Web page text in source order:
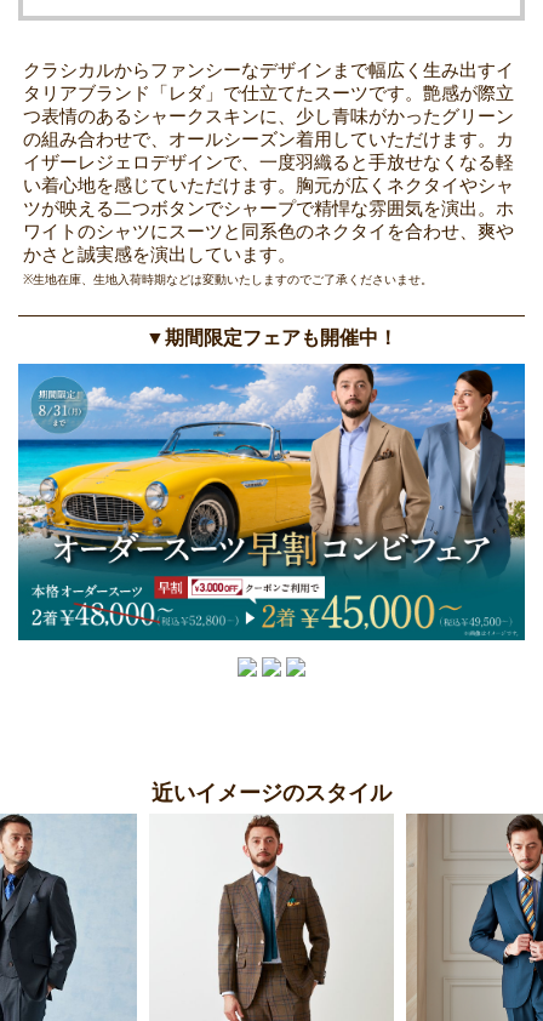
クラシカルからファンシーなデザインまで幅広く生み出すイ
タリアブランド「レダ」で仕立てたスーツです。艶感が際立
つ表情のあるシャークスキンに、少し青味がかったグリーン
の組み合わせで、オールシーズン着用していただけます。カ
イザーレジェロデザインで、一度羽織ると手放せなくなる軽
い着心地を感じていただけます。胸元が広くネクタイやシャ
ツが映える二つボタンでシャープで精悍な雰囲気を演出。ホ
ワイトのシャツにスーツと同系色のネクタイを合わせ、爽や
かさと誠実感を演出しています。
※生地在庫、生地入荷時期などは変動いたしますのでご了承くださいませ。
▼期間限定フェアも開催中！
近いイメージのスタイル